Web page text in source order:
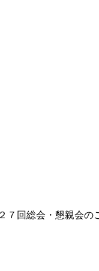
回総会・懇親会の